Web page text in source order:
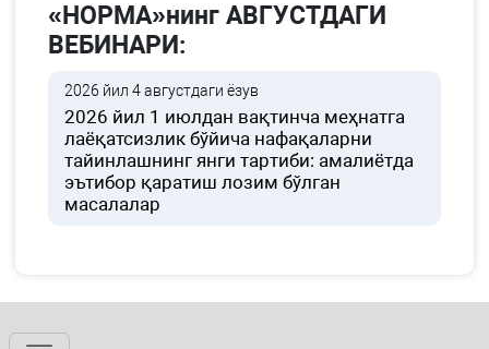
«НОРМА»нинг АВГУСТДАГИ
ВЕБИНАРИ:
2026 йил 4 августдаги ёзув
2026 йил 1 июлдан вақтинча меҳнатга
лаёқатсизлик бўйича нафақаларни
тайинлашнинг янги тартиби: амалиётда
эътибор қаратиш лозим бўлган
масалалар